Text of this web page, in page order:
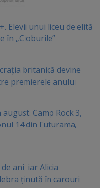
Elevii unui liceu de elită
în „Cioburile”
britanică devine
premierele anului
Camp Rock 3,
14 din Futurama,
ani, iar Alicia
ținută în carouri